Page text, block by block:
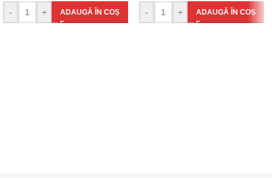
- + ADAUGĂ ÎN COȘ - + ADAUGĂ ÎN COȘ